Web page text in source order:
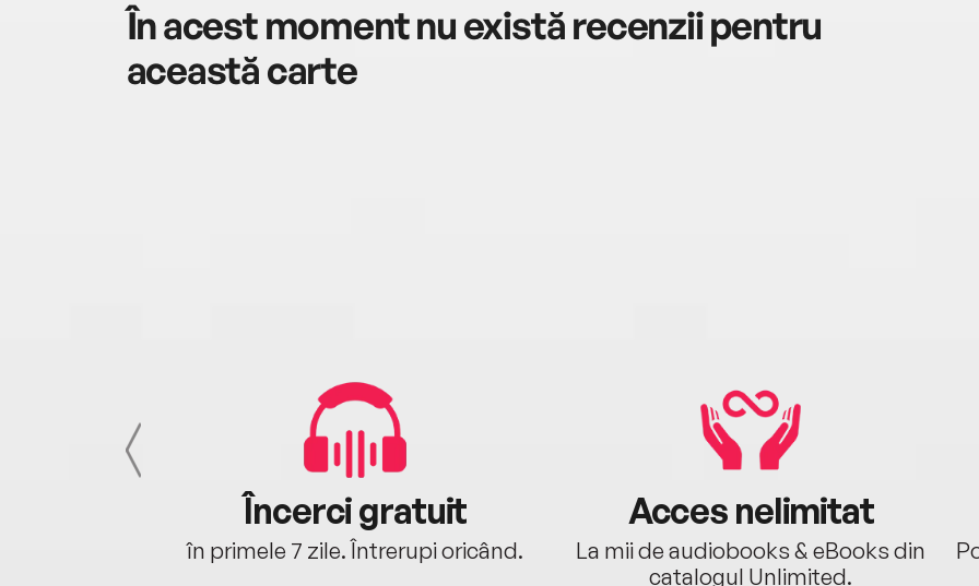
În acest moment nu există recenzii pentru
această carte
Încerci gratuit
în primele 7 zile. Întrerupi oricând.
Acces nelimitat
La mii de audiobooks & eBooks din
catalogul Unlimited.